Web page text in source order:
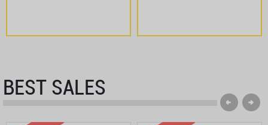
BEST SALES